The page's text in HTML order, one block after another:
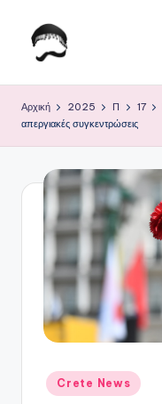
Μετάβαση
ο
Κ
Αρχική 2025 Π 17
απεργιακές συγκεντρώσεις
Αναρτήθηκε
σε
Crete News